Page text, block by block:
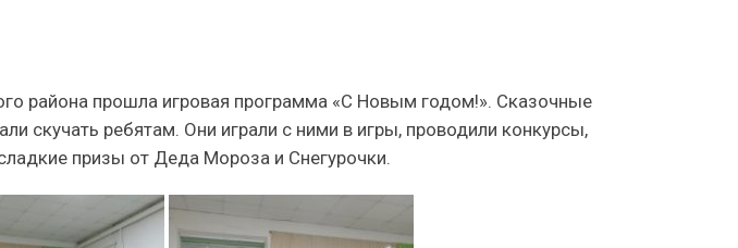
района прошла игровая программа «С Новым годом!». Сказочные
скучать ребятам. Они играли с ними в игры, проводили конкурсы,
призы от Деда Мороза и Снегурочки.